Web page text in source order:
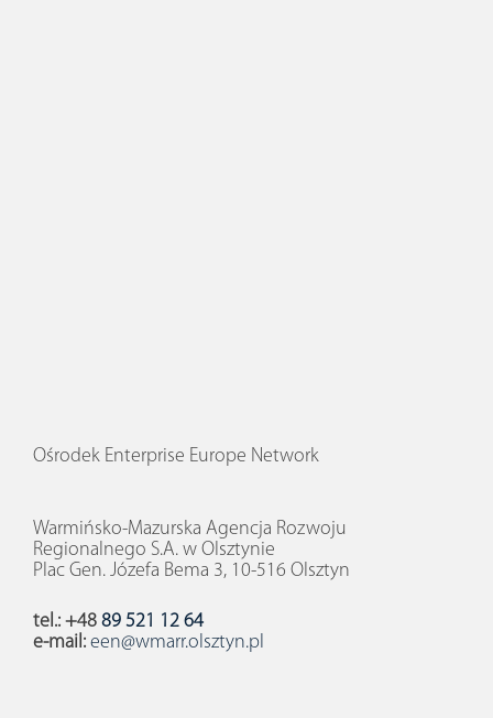
Ośrodek Enterprise Europe Network
Warmińsko-Mazurska Agencja Rozwoju
Regionalnego S.A. w Olsztynie
Plac Gen. Józefa Bema 3, 10-516 Olsztyn
tel.: +48 89 521 12 64
e-mail: een@wmarr.olsztyn.pl